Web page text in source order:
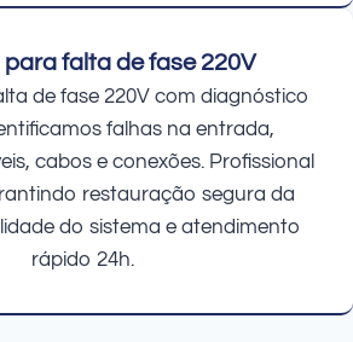
para falta de fase 220V
de fase 220V com diagnóstico
falhas na entrada,
cabos e conexões. Profissional
restauração segura da
do sistema e atendimento
rápido 24h.